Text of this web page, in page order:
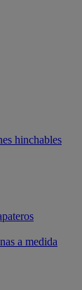
hinchables
a medida